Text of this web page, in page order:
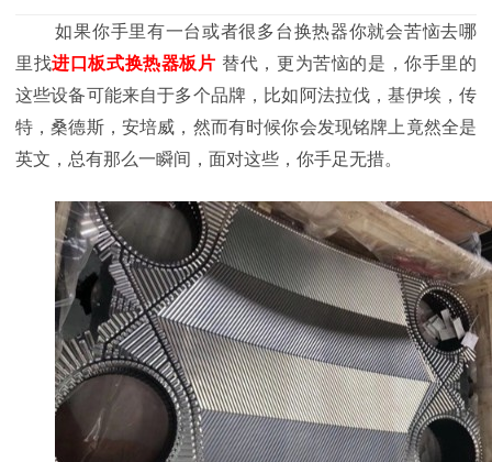
如果你手里有一台或者很多台换热器你就会苦恼去哪
里找进口板式换热器板片 替代，更为苦恼的是，你手里的
这些设备可能来自于多个品牌，比如阿法拉伐，基伊埃，传
特，桑德斯，安培威，然而有时候你会发现铭牌上竟然全是
英文，总有那么一瞬间，面对这些，你手足无措。